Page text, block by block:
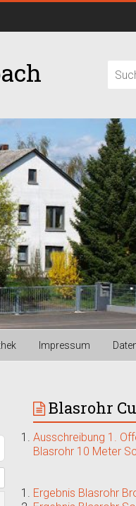
Impressum
Blasrohr
Ausschreibung 1.
Blasrohr 10 Meter
Ergebnis Blasrohr